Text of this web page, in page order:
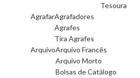
Tesoura
AgrafarAgrafadores
Agrafes
Tira Agrafes
ArquivoArquivo Francês
Arquivo Morto
Bolsas de Catálogo